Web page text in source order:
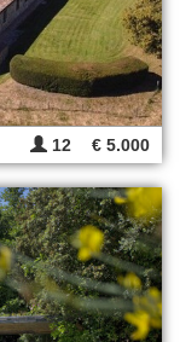
12 € 5.000